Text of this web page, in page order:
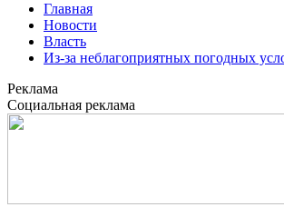
Главная
Новости
Власть
Из-за неблагоприятных погодных
Реклама
Социальная реклама